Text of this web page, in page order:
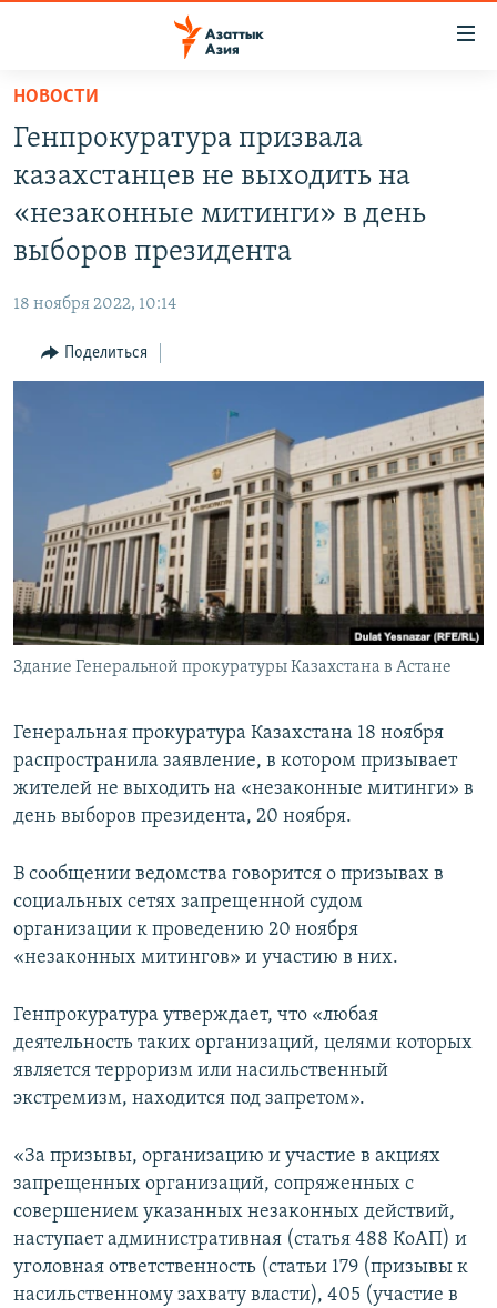
Вернуться
основному
содержанию
главной
Вернутся
поиску
КАЗАХСТАН
УЗБЕКИСТАН
НОВОСТИ
НА ДРУГИХ ЯЗЫКАХ
КЫРГЫЗЧА
ЎЗБЕКЧА
ПОДПИШИТЕСЬ НА НАС В СОЦСЕТЯХ
НОВОСТИ
Генпрокуратура призвала
казахстанцев не выходить на
«незаконные митинги» в день
выборов президента
18 ноября 2022, 10:14
Поделиться
Здание Генеральной прокуратуры Казахстана в Астане
Генеральная прокуратура Казахстана 18 ноября
распространила заявление, в котором призывает
жителей не выходить на «незаконные митинги» в
день выборов президента, 20 ноября.
В сообщении ведомства говорится о призывах в
социальных сетях запрещенной судом
организации к проведению 20 ноября
«незаконных митингов» и участию в них.
Генпрокуратура утверждает, что «любая
деятельность таких организаций, целями которых
является терроризм или насильственный
экстремизм, находится под запретом».
«За призывы, организацию и участие в акциях
запрещенных организаций, сопряженных с
совершением указанных незаконных действий,
наступает административная (статья 488 КоАП) и
уголовная ответственность (статьи 179 (призывы к
насильственному захвату власти), 405 (участие в